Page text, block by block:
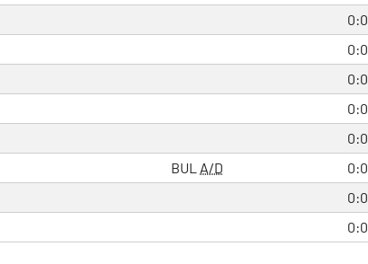
0:0
0:0
0:0
0:0
0:0
BUL A/D 0:0
0:0
0:0